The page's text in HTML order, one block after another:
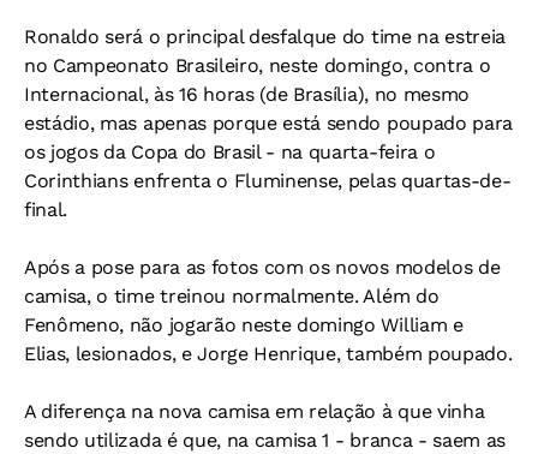
Ronaldo será o principal desfalque do time na estreia
no Campeonato Brasileiro, neste domingo, contra o
Internacional, às 16 horas (de Brasília), no mesmo
estádio, mas apenas porque está sendo poupado para
os jogos da Copa do Brasil - na quarta-feira o
Corinthians enfrenta o Fluminense, pelas quartas-de-
final.
Após a pose para as fotos com os novos modelos de
camisa, o time treinou normalmente. Além do
Fenômeno, não jogarão neste domingo William e
Elias, lesionados, e Jorge Henrique, também poupado.
A diferença na nova camisa em relação à que vinha
sendo utilizada é que, na camisa 1 - branca - saem as